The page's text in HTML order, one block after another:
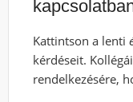
Kattintson a lenti
kérdéseit.
rendelkezésére,